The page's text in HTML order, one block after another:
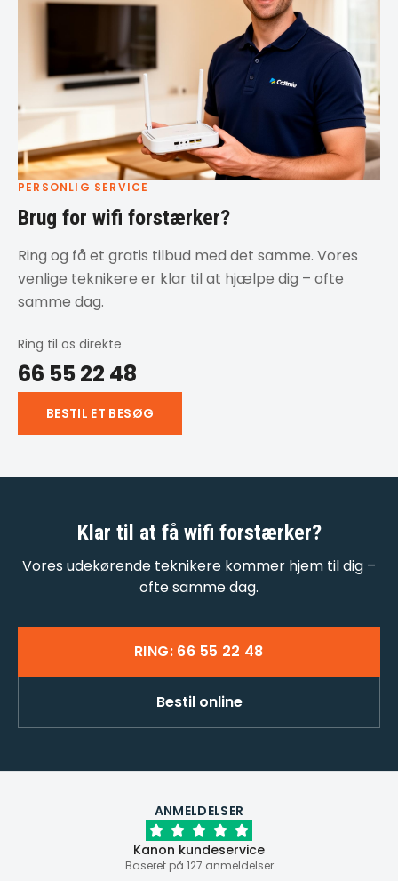
PERSONLIG SERVICE
Brug for wifi forstærker?
Ring og få et gratis tilbud med det samme. Vores
venlige teknikere er klar til at hjælpe dig – ofte
samme dag.
Ring til os direkte
66 55 22 48
BESTIL ET BESØG
Klar til at få wifi forstærker?
Vores udekørende teknikere kommer hjem til dig –
ofte samme dag.
RING: 66 55 22 48
Bestil online
ANMELDELSER
Kanon kundeservice
Baseret på 127 anmeldelser